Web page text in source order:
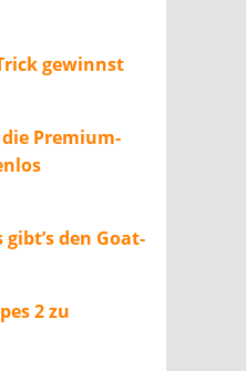
gewinnst
Premium-
den Goat-
2 zu